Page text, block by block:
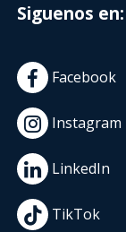
Siguenos en:
Facebook
Instagram
LinkedIn
TikTok